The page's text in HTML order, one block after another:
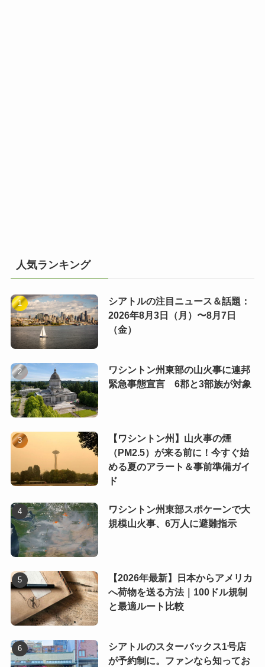
人気ランキング
シアトルの注目ニュース＆話題：
2026年8月3日（月）〜8月7日
（金）
ワシントン州東部の山火事に連邦
緊急事態宣言 6郡と3部族が対象
【ワシントン州】山火事の煙
（PM2.5）が来る前に！今すぐ始
める夏のアラート＆事前準備ガイ
ド
ワシントン州東部スポケーンで大
規模山火事、6万人に避難指示
【2026年最新】日本からアメリカ
へ荷物を送る方法｜100ドル規制
と最適ルート比較
シアトルのスターバックス1号店
が予約制に。ファンなら知ってお